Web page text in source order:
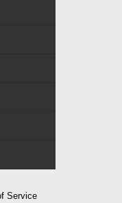
Service